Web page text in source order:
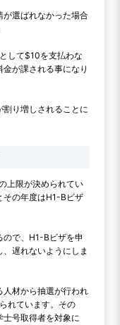
が選ばれなかった場合
して$10を支払わな
が課される事になり
り増しされることに
上限が決められてい
その年度はH1-Bビザ
で、H1-Bビザを申
遅れないようにしま
人材から抽選が行われ
れています。その
号取得者を対象に